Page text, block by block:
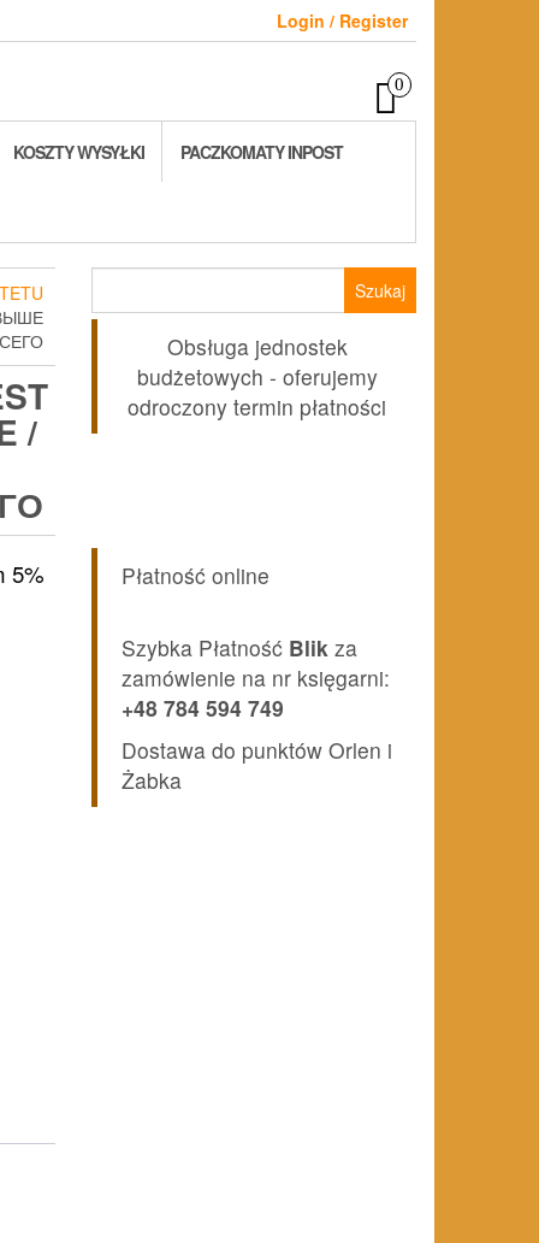
Login / Register
0
KOSZTY WYSYŁKI PACZKOMATY INPOST
/
5%
Obsługa jednostek
budżetowych - oferujemy
odroczony termin płatności
Płatność online
Szybka Płatność Blik za
zamówienie na nr księgarni:
+48 784 594 749
Dostawa do punktów Orlen i
Żabka